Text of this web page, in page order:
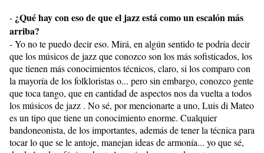
- ¿Qué hay con eso de que el jazz está como un escalón más
arriba?
- Yo no te puedo decir eso. Mirá, en algún sentido te podría decir
que los músicos de jazz que conozco son los más sofisticados, los
que tienen más conocimientos técnicos, claro, si los comparo con
la mayoría de los folkloristas o... pero sin embargo, conozco gente
que toca tango, que en cantidad de aspectos nos da vuelta a todos
los músicos de jazz . No sé, por mencionarte a uno, Luis di Mateo
es un tipo que tiene un conocimiento enorme. Cualquier
bandoneonista, de los importantes, además de tener la técnica para
tocar lo que se le antoje, manejan ideas de armonía... yo que sé,